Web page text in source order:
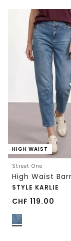
HIGH WAIST
Street One
STYLE KARLIE
CHF 119.00